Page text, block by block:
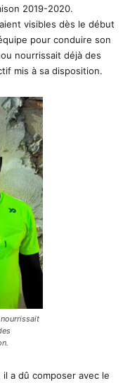
2019-2020.
visibles dès le début
pour conduire son
nourrissait déjà des
mis à sa disposition.
a dû composer avec le